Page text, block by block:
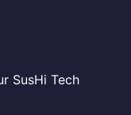
SusHi Tech